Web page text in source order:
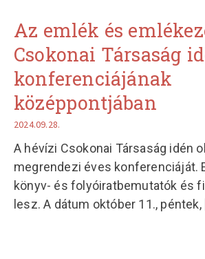
Az emlék és
Csokonai Társaság
konferenciájának
középpontjában
2024.09.28.
A hévízi Csokonai Társaság idén
megrendezi éves konferenciáját.
könyv- és folyóiratbemutatók és
lesz. A dátum október 11., péntek,